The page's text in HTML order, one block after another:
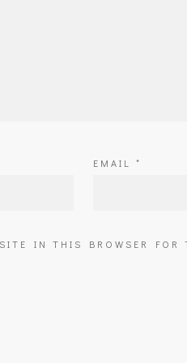
EMAIL *
IN THIS BROWSER FOR